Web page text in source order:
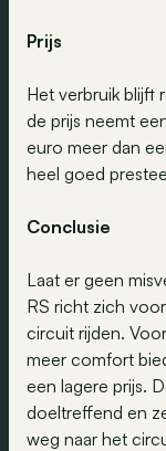
Prijs
Het verbruik blijft
de prijs neemt
euro meer dan
heel goed
Conclusie
Laat er geen
RS richt zich
circuit rijden.
meer comfort
een lagere prijs.
doeltreffend en
weg naar het